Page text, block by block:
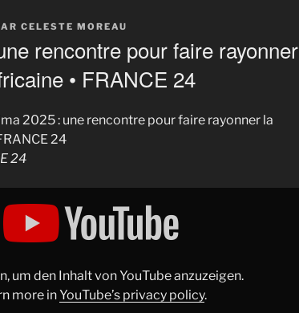
CELESTE MOREAU
rencontre pour faire rayonner
• FRANCE 24
2025 : une rencontre pour faire rayonner la
24
24
um den Inhalt von YouTube anzuzeigen.
more inYouTube’s privacy policy.